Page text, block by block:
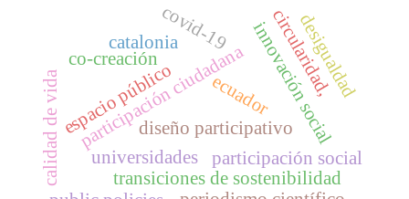
participación social
participación ciudadana
espacio públicodiseño participativo
calidad de vida
i
n
n
o
v
a
c
i
ó
n
s
o
c
i
a
l
universidades
transiciones de sostenibilidad
circularidad,
co-creación
ecuador desigualdad
cataloniacovid-19